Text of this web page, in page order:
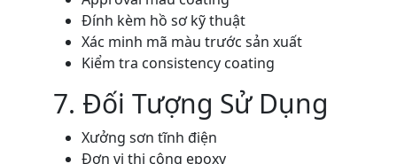
Đính kèm hồ sơ kỹ thuật
Xác minh mã màu trước sản xuất
Kiểm tra consistency coating
7. Đối Tượng Sử Dụng
Xưởng sơn tĩnh điện
Đơn vị thi công epoxy